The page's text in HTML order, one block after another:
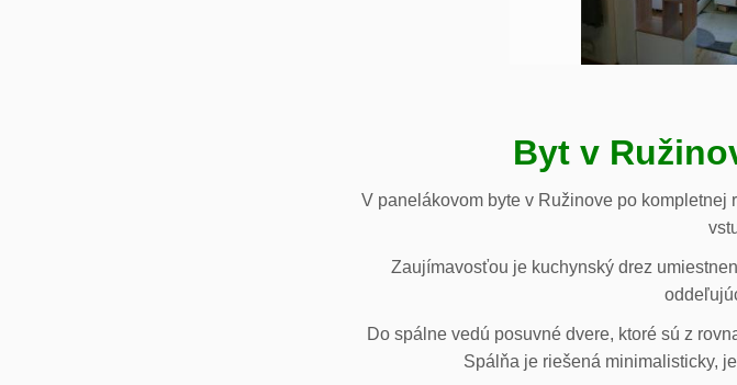
Byt v
V panelákovom byte v Ružinove po
Zaujímavosťou je kuchynský drez
Do spálne vedú posuvné dvere, ktoré sú z
Spálňa je riešená minimalisticky,